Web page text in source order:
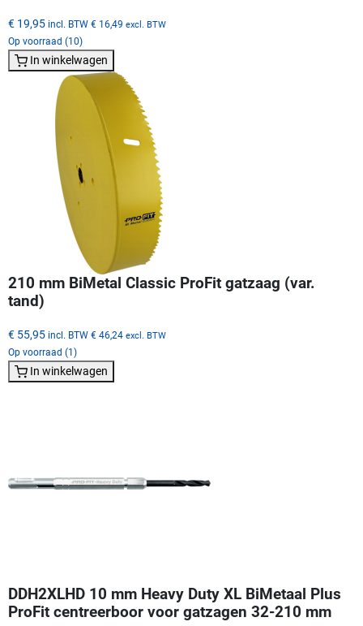
€ 19,95 incl. BTW € 16,49 excl. BTW
Op voorraad (10)
In winkelwagen
210 mm BiMetal Classic ProFit gatzaag (var.
tand)
€ 55,95 incl. BTW € 46,24 excl. BTW
Op voorraad (1)
In winkelwagen
DDH2XLHD 10 mm Heavy Duty XL BiMetaal Plus
ProFit centreerboor voor gatzagen 32-210 mm